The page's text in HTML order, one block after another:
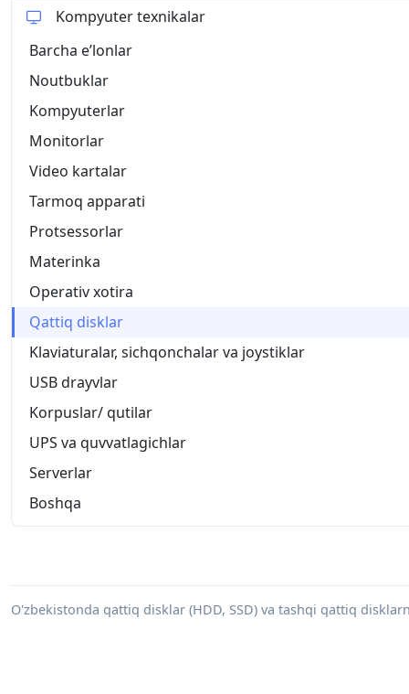
Kompyuter texnikalar
Barcha eʼlonlar
Noutbuklar
Kompyuterlar
Monitorlar
Video kartalar
Tarmoq apparati
Protsessorlar
Materinka
Operativ xotira
Qattiq disklar
Klaviaturalar, sichqonchalar va joystiklar
USB drayvlar
Korpuslar/ qutilar
UPS va quvvatlagichlar
Serverlar
Boshqa
O'zbekistonda qattiq disklar (HDD, SSD) va tashqi qattiq